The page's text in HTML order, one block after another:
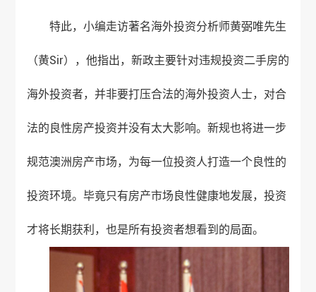
特此，小编走访著名海外投资分析师黄弼唯先生
（黄Sir），他指出，新政主要针对违规投资二手房的
海外投资者，并非要打压合法的海外投资人士，对合
法的良性房产投资并没有太大影响。新规也将进一步
规范澳洲房产市场，为每一位投资人打造一个良性的
投资环境。毕竟只有房产市场良性健康地发展，投资
才将长期获利，也是所有投资者想看到的局面。